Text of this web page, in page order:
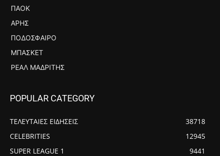
ΠΑΟΚ
ΆΡΗΣ
ΠΟΔΌΣΦΑΙΡΟ
ΜΠΆΣΚΕΤ
ΡΕΆΛ ΜΑΔΡΊΤΗΣ
POPULAR CATEGORY
ΤΕΛΕΥΤΑΙΕΣ ΕΙΔΗΣΕΙΣ
38718
CELEBRITIES
12945
SUPER LEAGUE 1
9441